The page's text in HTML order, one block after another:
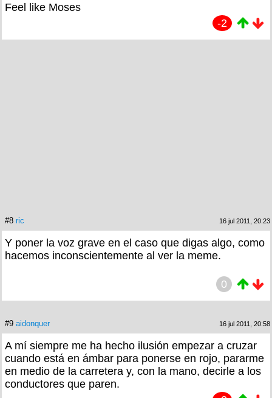
Feel like Moses
-2
#8 ric 16 jul 2011, 20:23
Y poner la voz grave en el caso que digas algo, como
hacemos inconscientemente al ver la meme.
0
#9 aidonquer 16 jul 2011, 20:58
A mí siempre me ha hecho ilusión empezar a cruzar
cuando está en ámbar para ponerse en rojo, pararme
en medio de la carretera y, con la mano, decirle a los
conductores que paren.